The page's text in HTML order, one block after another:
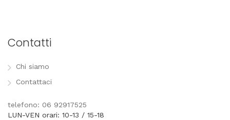
Contatti
Chi siamo
Contattaci
telefono: 06 92917525
LUN-VEN orari: 10-13 / 15-18